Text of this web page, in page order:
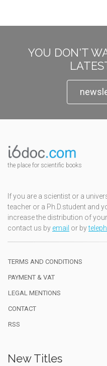
YOU DON'T
the place for scientific books
If you are a scientist or a
teacher or a Ph.D.student and
increase the distribution of
contact us by email or by
TERMS AND CONDITIONS
PAYMENT & VAT
LEGAL MENTIONS
CONTACT
RSS
New Titles